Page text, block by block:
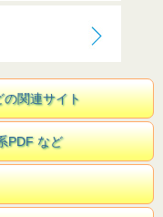
関連サイト
PDF など